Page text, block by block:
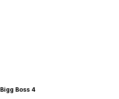
Bigg Boss 4